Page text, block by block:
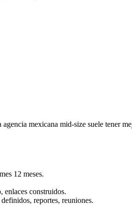
mexicana mid-size suele tener
12 meses.
enlaces construidos.
reportes, reuniones.